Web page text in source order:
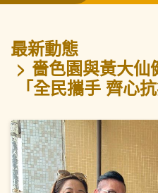
最新動態
嗇色園與黃大仙
「全民攜手 齊心